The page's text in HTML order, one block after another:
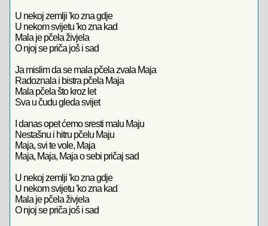
U nekoj zemlji 'ko zna gdje
U nekom svijetu 'ko zna kad
Mala je pčela živjela
O njoj se priča još i sad
Ja mislim da se mala pčela zvala Maja
Radoznala i bistra pčela Maja
Mala pčela što kroz let
Sva u čudu gleda svijet
I danas opet ćemo sresti malu Maju
Nestašnu i hitru pčelu Maju
Maja, svi te vole, Maja
Maja, Maja, Maja o sebi pričaj sad
U nekoj zemlji 'ko zna gdje
U nekom svijetu 'ko zna kad
Mala je pčela živjela
O njoj se priča još i sad